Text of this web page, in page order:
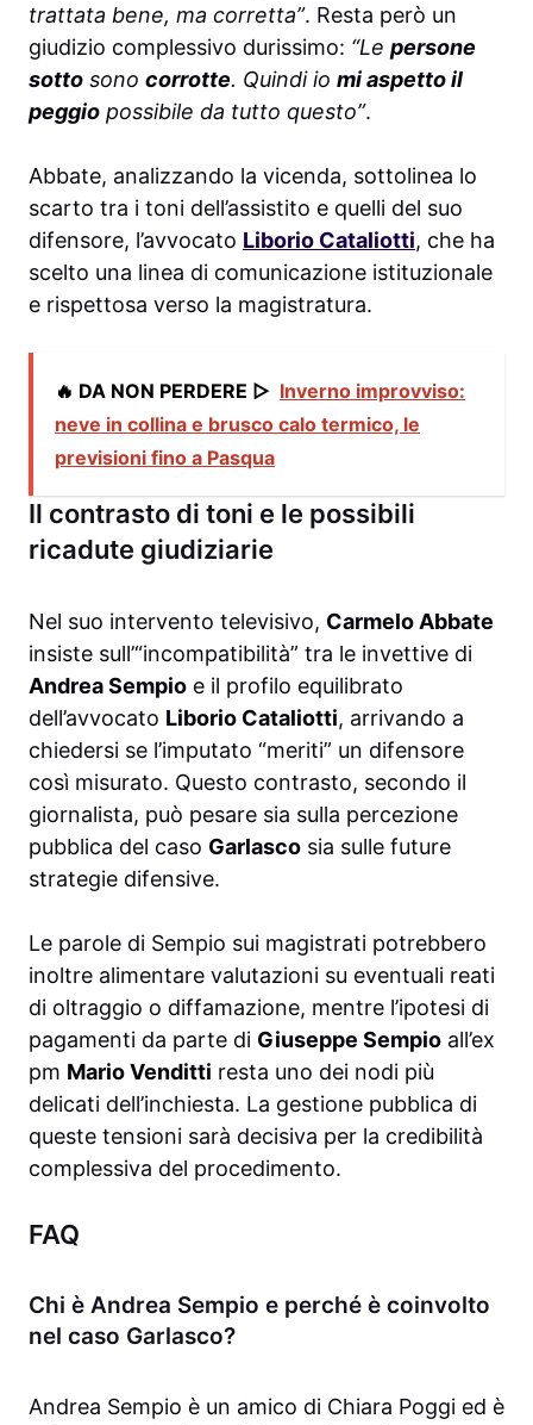
trattata bene, ma corretta”. Resta però un
giudizio complessivo durissimo: “Le persone
sotto sono corrotte. Quindi io mi aspetto il
peggio possibile da tutto questo”.
Abbate, analizzando la vicenda, sottolinea lo
scarto tra i toni dell’assistito e quelli del suo
difensore, l’avvocato Liborio Cataliotti, che ha
scelto una linea di comunicazione istituzionale
e rispettosa verso la magistratura.
🔥 DA NON PERDERE ▷ Inverno improvviso:
neve in collina e brusco calo termico, le
previsioni fino a Pasqua
Il contrasto di toni e le possibili
ricadute giudiziarie
Nel suo intervento televisivo, Carmelo Abbate
insiste sull’“incompatibilità” tra le invettive di
Andrea Sempio e il profilo equilibrato
dell’avvocato Liborio Cataliotti, arrivando a
chiedersi se l’imputato “meriti” un difensore
così misurato. Questo contrasto, secondo il
giornalista, può pesare sia sulla percezione
pubblica del caso Garlasco sia sulle future
strategie difensive.
Le parole di Sempio sui magistrati potrebbero
inoltre alimentare valutazioni su eventuali reati
di oltraggio o diffamazione, mentre l’ipotesi di
pagamenti da parte di Giuseppe Sempio all’ex
pm Mario Venditti resta uno dei nodi più
delicati dell’inchiesta. La gestione pubblica di
queste tensioni sarà decisiva per la credibilità
complessiva del procedimento.
FAQ
Chi è Andrea Sempio e perché è coinvolto
nel caso Garlasco?
Andrea Sempio è un amico di Chiara Poggi ed è